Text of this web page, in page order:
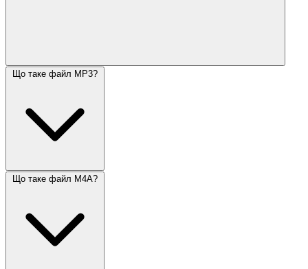
Що таке файл MP3?
Що таке файл M4A?